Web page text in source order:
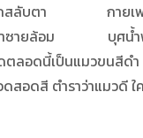
ยเฟพ เดี
ศน้ำพลอย
ลอดนี้เป็นแมวขนสีด
อดสี ตำราว่าแมวดี ใ